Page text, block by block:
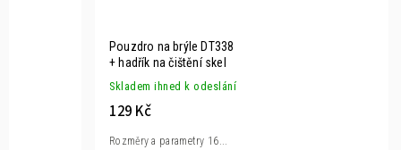
Pouzdro na brýle DT338
+ hadřík na čištění skel
Skladem ihned k odeslání
129 Kč
Rozměry a parametry 16...